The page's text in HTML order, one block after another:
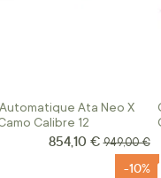
Ata Neo X
Calibre 12
Prix Spécial
854,10 € Prix normal
949,00 €
-10%